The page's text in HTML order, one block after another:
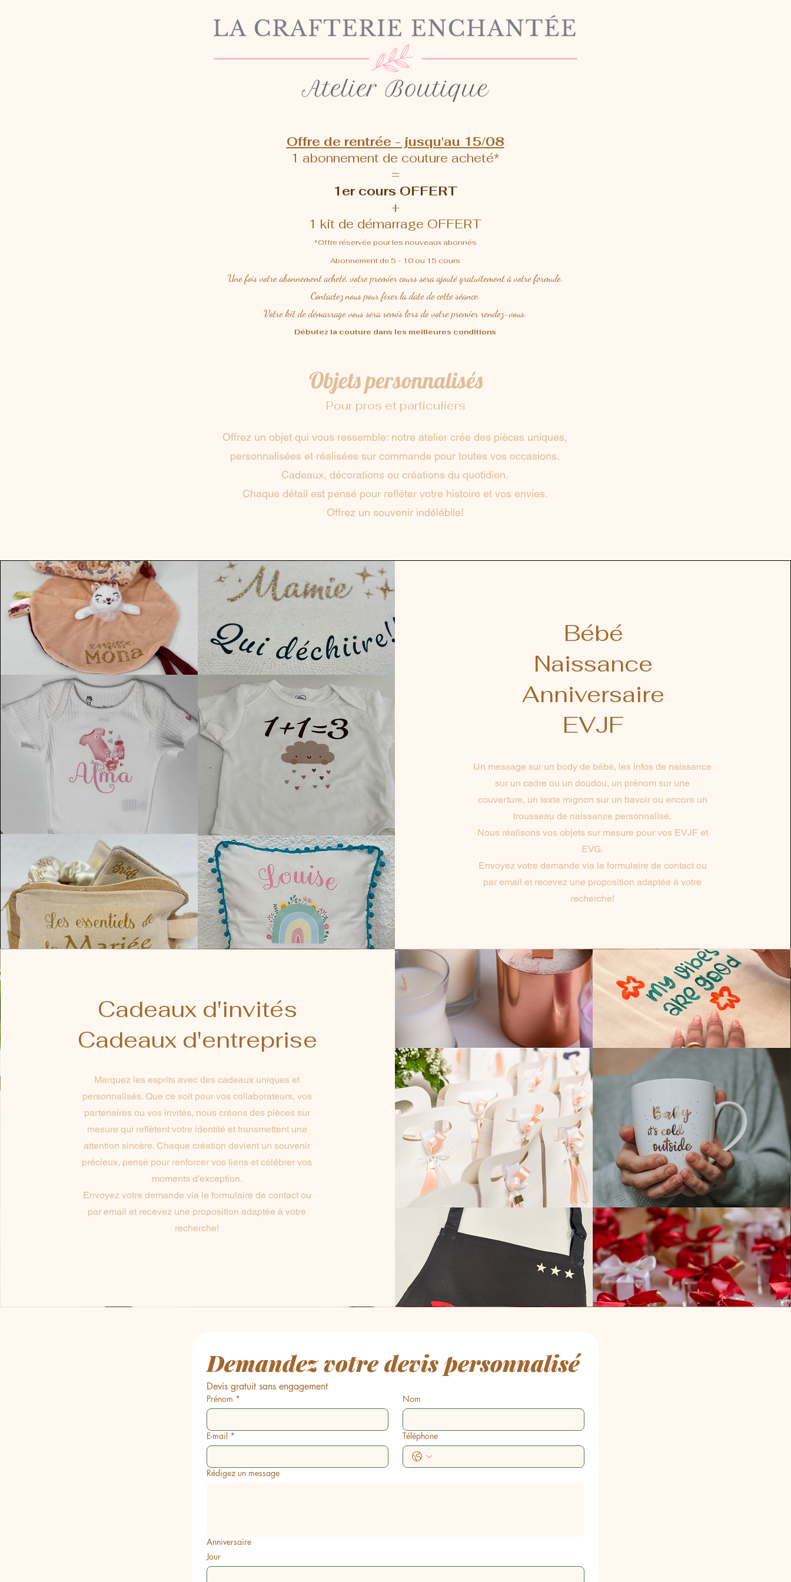
Offre de rentrée - jusqu'au 15/08
1 abonnement de couture acheté*
=
1er cours OFFERT
+
1 kit de démarrage OFFERT
*Offre réservée pour les nouveaux abonnés
Abonnement de 5 - 10 ou 15 cours
Une fois votre abonnement acheté, votre premier cours sera ajouté gratuitement à votre formule.
Contactez nous pour fixer la date de cette séance.
Votre kit de démarrage vous sera remis lors de votre premier rendez-vous.
Débutez la couture dans les meilleures conditions
Objets personnalisés
Pour pros et particuliers
Offrez un objet qui vous ressemble: notre atelier crée des pièces uniques,
personnalisées et réalisées sur commande pour toutes vos occasions.
Cadeaux, décorations ou créations du quotidien.
Chaque détail est pensé pour refléter votre histoire et vos envies.
Offrez un souvenir indélébile!
Bébé
Naissance
Anniversaire
EVJF
Un message sur un body de bébé, les infos de naissance
sur un cadre ou un doudou, un prénom sur une
couverture, un texte mignon sur un bavoir ou encore un
trousseau de naissance personnalisé.
Nous réalisons vos objets sur mesure pour vos EVJF et
EVG.
Envoyez votre demande via le formulaire de contact ou
par email et recevez une proposition adaptée à votre
recherche!
Cadeaux d'invités
Cadeaux d'entreprise
Marquez les esprits avec des cadeaux uniques et
personnalisés. Que ce soit pour vos collaborateurs, vos
partenaires ou vos invités, nous créons des pièces sur
mesure qui reflètent votre identité et transmettent une
attention sincère. Chaque création devient un souvenir
précieux, pensé pour renforcer vos liens et célébrer vos
moments d'exception.
Envoyez votre demande via le formulaire de contact ou
par email et recevez une proposition adaptée à votre
recherche!
Demandez votre devis personnalisé
Devis gratuit sans engagement
Prénom * Nom
E-mail * Téléphone
Rédigez un message
Anniversaire
Jour